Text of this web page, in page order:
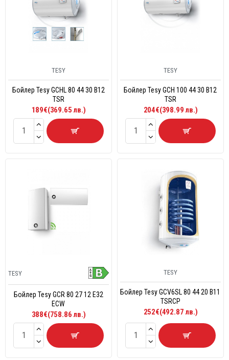
TESY
Бойлер Tesy GCHL 80 44 30 B12
TSR
189€(369.65 лв.)
TESY
Бойлер Tesy GCH 100 44 30 B12
TSR
204€(398.99 лв.)
TESY
Бойлер Tesy GCR 80 27 12 E32
ECW
388€(758.86 лв.)
TESY
Бойлер Tesy GCV6SL 80 44 20 B11
TSRCP
252€(492.87 лв.)